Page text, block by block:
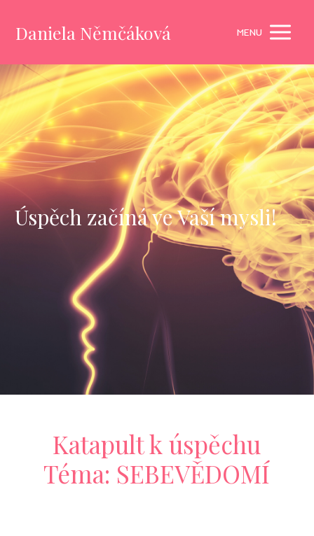
Daniela Němčáková MENU
Úspěch začíná ve Vaší mysli!
Katapult k úspěchu
Téma: SEBEVĚDOMÍ